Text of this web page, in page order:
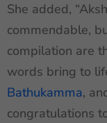
She added,
commendable,
compilation are
words bring to
Bathukamma,
congratulations